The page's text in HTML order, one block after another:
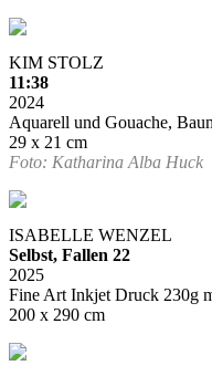
KIM STOLZ
11:38
2024
Aquarell und Gouache,
29 x 21 cm
Foto: Katharina Alba Huck
ISABELLE WENZEL
Selbst, Fallen 22
2025
Fine Art Inkjet Druck 230g
200 x 290 cm